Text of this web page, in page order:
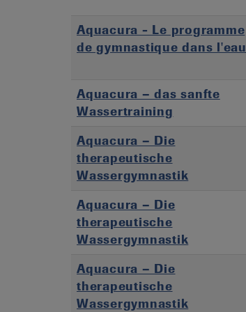
Aquacura - Le programme
de gymnastique dans l'eau
Aquacura – das sanfte
Wassertraining
Aquacura – Die
therapeutische
Wassergymnastik
Aquacura – Die
therapeutische
Wassergymnastik
Aquacura – Die
therapeutische
Wassergymnastik